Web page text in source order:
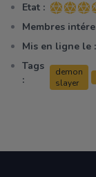
Etat : 5 sur 5
Membres
Mis en ligne le :
Tags
:
demon
slayer